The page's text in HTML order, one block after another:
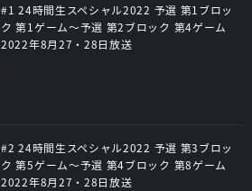
#1 24時間生スペシャル2022 予選 第1ブロッ
ク 第1ゲーム～予選 第2ブロック 第4ゲーム
2022年8月27・28日放送
#2 24時間生スペシャル2022 予選 第3ブロッ
ク 第5ゲーム～予選 第4ブロック 第8ゲーム
2022年8月27・28日放送